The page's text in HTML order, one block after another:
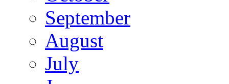
September
August
July